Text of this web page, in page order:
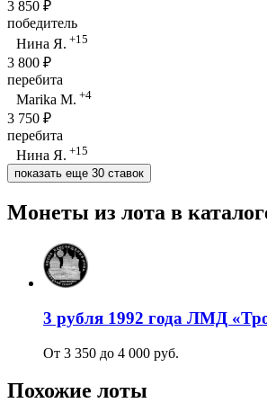
3 850 ₽
победитель
Нина Я. +15
3 800 ₽
перебита
Marika M. +4
3 750 ₽
перебита
Нина Я. +15
показать еще 30 ставок
Монеты из лота в
3 рубля 1992 года ЛМД
От 3 350 до 4 000 руб.
Похожие лоты